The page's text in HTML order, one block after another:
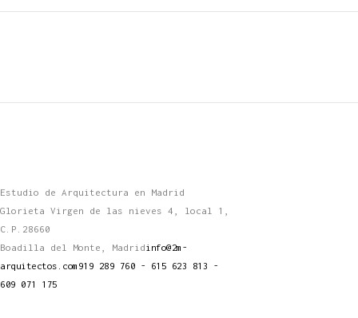
Estudio de Arquitectura en Madrid
Glorieta Virgen de las nieves 4, local 1,
C.P.28660
Boadilla del Monte, Madridinfo@2m-
arquitectos.com 919 289 760 - 615 623 813 -
609 071 175